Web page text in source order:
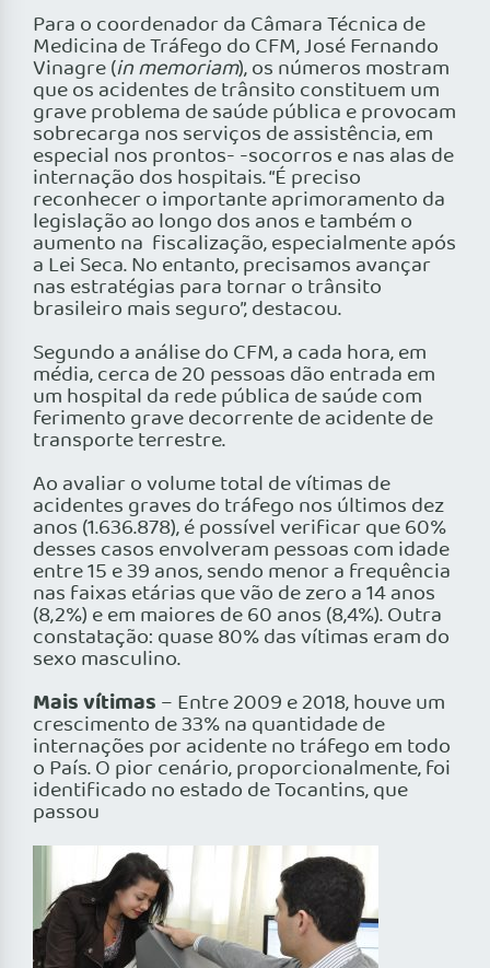
Para o coordenador da Câmara Técnica de
Medicina de Tráfego do CFM, José Fernando
Vinagre (in memoriam), os números mostram
que os acidentes de trânsito constituem um
grave problema de saúde pública e provocam
sobrecarga nos serviços de assistência, em
especial nos prontos- -socorros e nas alas de
internação dos hospitais. “É preciso
reconhecer o importante aprimoramento da
legislação ao longo dos anos e também o
aumento na ­ fiscalização, especialmente após
a Lei Seca. No entanto, precisamos avançar
nas estratégias para tornar o trânsito
brasileiro mais seguro”, destacou.
Segundo a análise do CFM, a cada hora, em
média, cerca de 20 pessoas dão entrada em
um hospital da rede pública de saúde com
ferimento grave decorrente de acidente de
transporte terrestre.
Ao avaliar o volume total de vítimas de
acidentes graves do tráfego nos últimos dez
anos (1.636.878), é possível veri­ficar que 60%
desses casos envolveram pessoas com idade
entre 15 e 39 anos, sendo menor a frequência
nas faixas etárias que vão de zero a 14 anos
(8,2%) e em maiores de 60 anos (8,4%). Outra
constatação: quase 80% das vítimas eram do
sexo masculino.
Mais vítimas – Entre 2009 e 2018, houve um
crescimento de 33% na quantidade de
internações por acidente no tráfego em todo
o País. O pior cenário, proporcionalmente, foi
identi­ficado no estado de Tocantins, que
passou